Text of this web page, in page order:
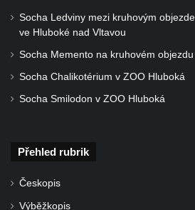
Krásně
Kostel svaté Maří Magdalény v
Varech
Kaple Panny Marie pod hradem Přimda
Hrobová kaple na hřbitově v Rychnově
Márnice/hřbitovní kaple na hřbitově v
Rychnově u Jablonce nad Nisou
Socha Ledviny mezi kruhovým
ve Hluboké nad Vltavou
Socha Memento na kruhovém
Socha Chalikotérium v ZOO Hluboká
Socha Smilodon v ZOO Hluboká
Přehled rubrik
Českopis
Výběžkopis